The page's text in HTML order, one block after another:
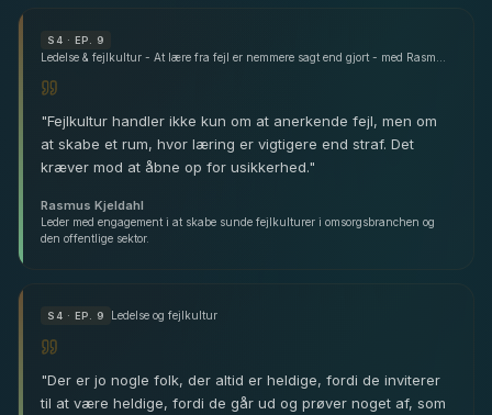
S4 · EP. 9
"Fejlkultur handler ikke kun om at anerkende fejl, men om
at skabe et rum, hvor læring er vigtigere end straf. Det
kræver mod at åbne op for usikkerhed."
Rasmus Kjeldahl
Leder med engagement i at skabe sunde fejlkulturer i omsorgsbranchen og
den offentlige sektor.
S4 · EP. 9 Ledelse og fejlkultur
"Der er jo nogle folk, der altid er heldige, fordi de inviterer
til at være heldige, fordi de går ud og prøver noget af, som